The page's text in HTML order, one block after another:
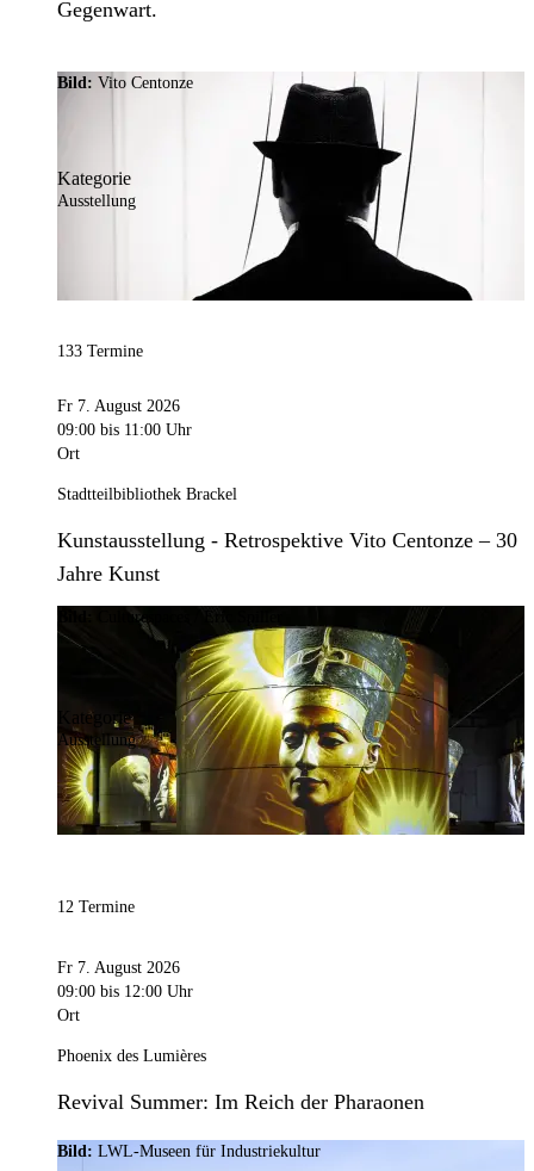
Gegenwart.
Bild: Vito Centonze
Kategorie
Ausstellung
133 Termine
Fr 7. August 2026
09:00 bis 11:00 Uhr
Ort
Stadtteilbibliothek Brackel
Kunstausstellung - Retrospektive Vito Centonze – 30
Jahre Kunst
Culturespaces / Eric Spiller
Kategorie
Ausstellung
12 Termine
Fr 7. August 2026
09:00 bis 12:00 Uhr
Ort
Phoenix des Lumières
Revival Summer: Im Reich der Pharaonen
Bild: LWL-Museen für Industriekultur